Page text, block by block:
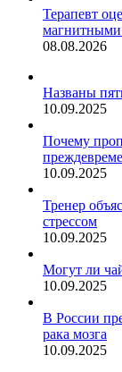
Терапевт
08.08.2026
Названы
10.09.2025
Почему
10.09.2025
Тренер
стрессом
10.09.2025
Могут ли
10.09.2025
В России
рака мозга
10.09.2025